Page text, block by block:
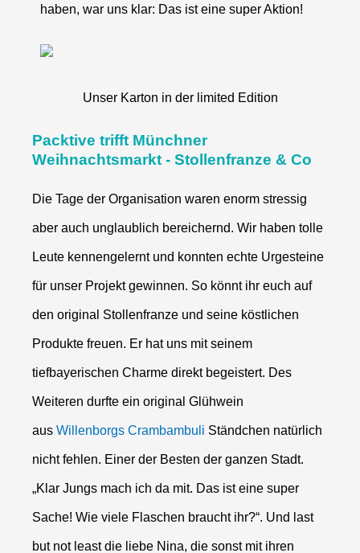
haben, war uns klar: Das ist eine super Aktion!
Unser Karton in der limited Edition
Packtive trifft Münchner
Weihnachtsmarkt - Stollenfranze & Co
Die Tage der Organisation waren enorm stressig
aber auch unglaublich bereichernd. Wir haben tolle
Leute kennengelernt und konnten echte Urgesteine
für unser Projekt gewinnen. So könnt ihr euch auf
den original Stollenfranze und seine köstlichen
Produkte freuen. Er hat uns mit seinem
tiefbayerischen Charme direkt begeistert. Des
Weiteren durfte ein original Glühwein
aus Willenborgs Crambambuli Ständchen natürlich
nicht fehlen. Einer der Besten der ganzen Stadt.
„Klar Jungs mach ich da mit. Das ist eine super
Sache! Wie viele Flaschen braucht ihr?“. Und last
but not least die liebe Nina, die sonst mit ihren